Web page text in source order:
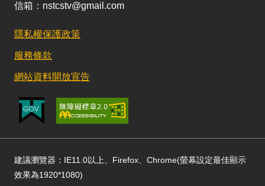
信箱：nstcstv@gmail.com
隱私權保護政策
服務條款
網站資料開放宣告
建議瀏覽器：IE11.0以上、Firefox、Chrome(螢幕設定最佳顯示
效果為1920*1080)